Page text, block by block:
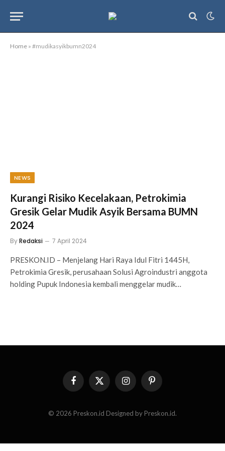
Home » #mudikasyikbumn2024
NEWS
Kurangi Risiko Kecelakaan, Petrokimia
Gresik Gelar Mudik Asyik Bersama BUMN
2024
ByRedaksi 7 April 2024
PRESKON.ID – Menjelang Hari Raya Idul Fitri 1445H,
Petrokimia Gresik, perusahaan Solusi Agroindustri anggota
holding Pupuk Indonesia kembali menggelar mudik…
FacebookX
(Twitter)
InstagramPinterest
© 2026 Preskon.id Designed by Preskon.id.